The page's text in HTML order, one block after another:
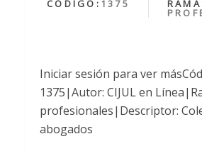
CÓDIGO: 1375
Iniciar sesión para ver
1375|Autor: CIJUL en
profesionales|Descriptor:
abogados